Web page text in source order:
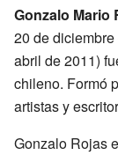
Gonzalo Mario
20 de
abril de 2011)
chileno. Formó
artistas y
Gonzalo Rojas